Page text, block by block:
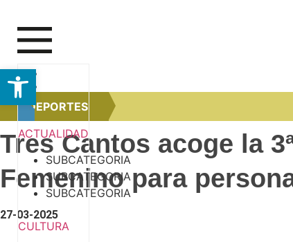
contenido
ACTUALIDAD
SUBCATEGORIA
SUBCATEGORIA
SUBCATEGORIA
CULTURA
DEPORTES
Tres Cantos acoge la
Femenino para
27-03-2025
Abrir barra de herramientas